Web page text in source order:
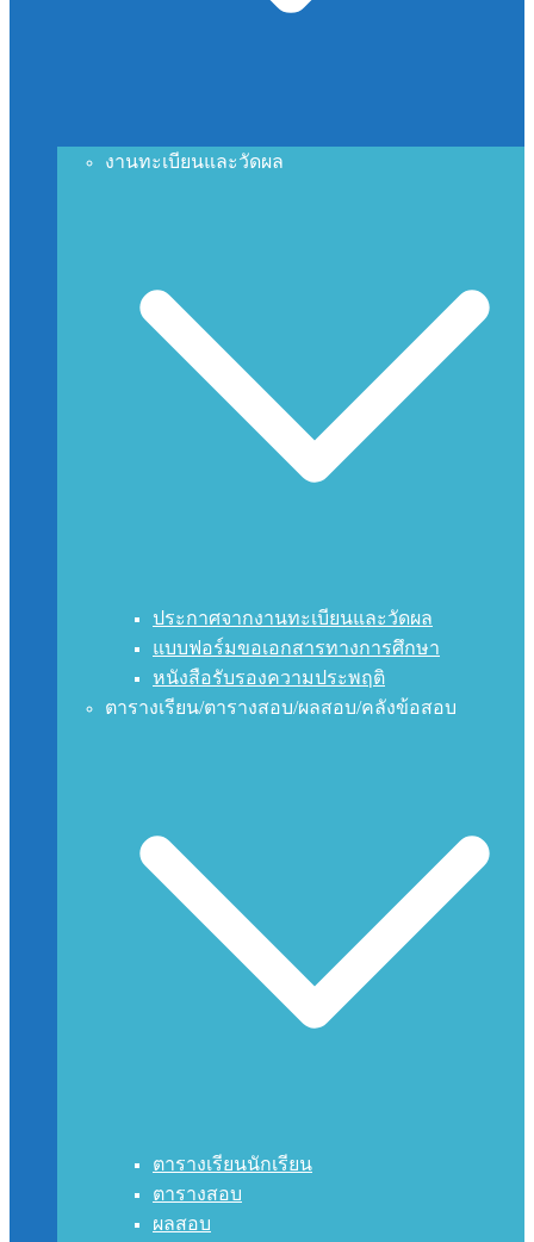
งานทะเบียนและวัดผล
ประกาศจากงานทะเบียนและวัดผล
แบบฟอร์มขอเอกสารทางการศึกษา
หนังสือรับรองความประพฤติ
ตารางเรียน/ตารางสอบ/ผลสอบ/คลังข้อสอบ
ตารางเรียนนักเรียน
ตารางสอบ
ผลสอบ